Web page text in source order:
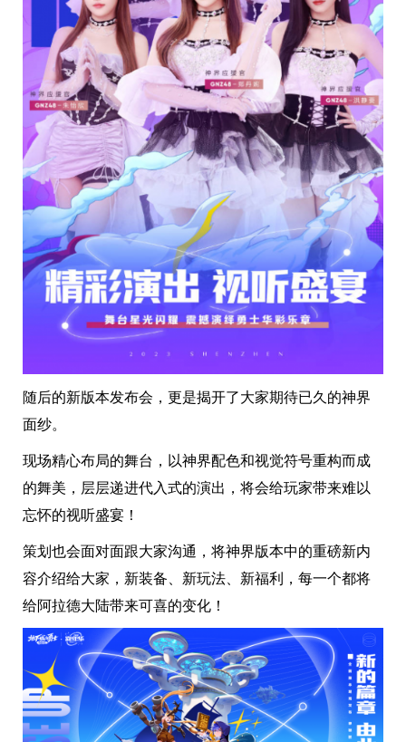
随后的新版本发布会，更是揭开了大家期待已久的神界
面纱。
现场精心布局的舞台，以神界配色和视觉符号重构而成
的舞美，层层递进代入式的演出，将会给玩家带来难以
忘怀的视听盛宴！
策划也会面对面跟大家沟通，将神界版本中的重磅新内
容介绍给大家，新装备、新玩法、新福利，每一个都将
给阿拉德大陆带来可喜的变化！